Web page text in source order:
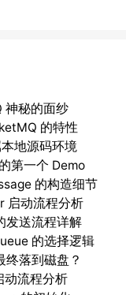
秘的面纱
的特性
地源码环境
第一个 Demo
的构造细节
动流程分析
送流程详解
的选择逻辑
落到磁盘？
流程分析